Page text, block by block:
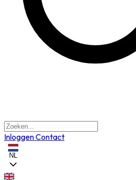
InloggenContact
NL